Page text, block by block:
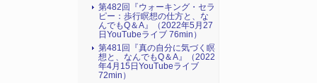
第482回『ウォーキング・セラ
ピー：歩行瞑想の仕方と、な
んでもQ＆A』（2022年5月27
日YouTubeライブ 76min）
第481回『真の自分に気づく瞑
想と、なんでもQ＆A』（2022
年4月15日YouTubeライブ
72min）